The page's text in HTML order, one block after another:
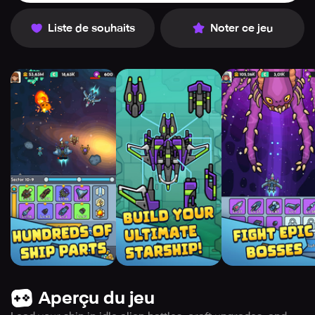
Liste de souhaits Noter ce jeu
Aperçu du jeu